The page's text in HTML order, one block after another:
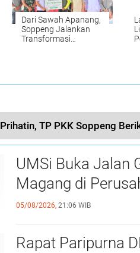
Dari Sawah Apanang,
Soppeng Jalankan
Transformasi
Prihatin, TP PKK Soppeng
UMSi Buka Jalan
Magang di
05/08/2026, 21:06 WIB
Rapat Paripurna